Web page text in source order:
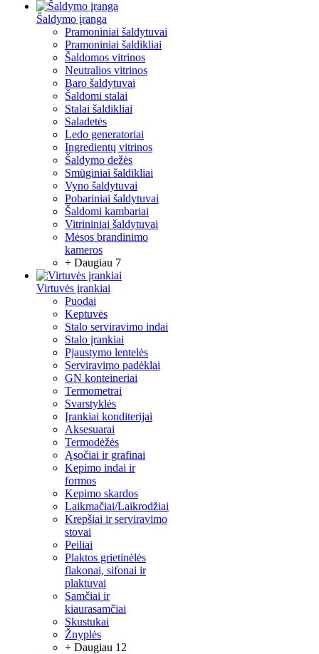
Šaldymo įranga
Pramoniniai šaldytuvai
Pramoniniai šaldikliai
Šaldomos vitrinos
Neutralios vitrinos
Baro šaldytuvai
Šaldomi stalai
Stalai šaldikliai
Saladetės
Ledo generatoriai
Ingredientų vitrinos
Šaldymo dežės
Smūginiai šaldikliai
Vyno šaldytuvai
Pobariniai šaldytuvai
Šaldomi kambariai
Vitrininiai šaldytuvai
Mėsos brandinimo
kameros
+ Daugiau 7
Virtuvės įrankiai
Puodai
Keptuvės
Stalo serviravimo indai
Stalo įrankiai
Pjaustymo lentelės
Serviravimo padėklai
GN konteineriai
Termometrai
Svarstyklės
Įrankiai konditerijai
Aksesuarai
Termodėžės
Ąsočiai ir grafinai
Kepimo indai ir
formos
Kepimo skardos
Laikmačiai/Laikrodžiai
Krepšiai ir serviravimo
stovai
Peiliai
Plaktos grietinėlės
flakonai, sifonai ir
plaktuvai
Samčiai ir
kiaurasamčiai
Skustukai
Žnyplės
+ Daugiau 12